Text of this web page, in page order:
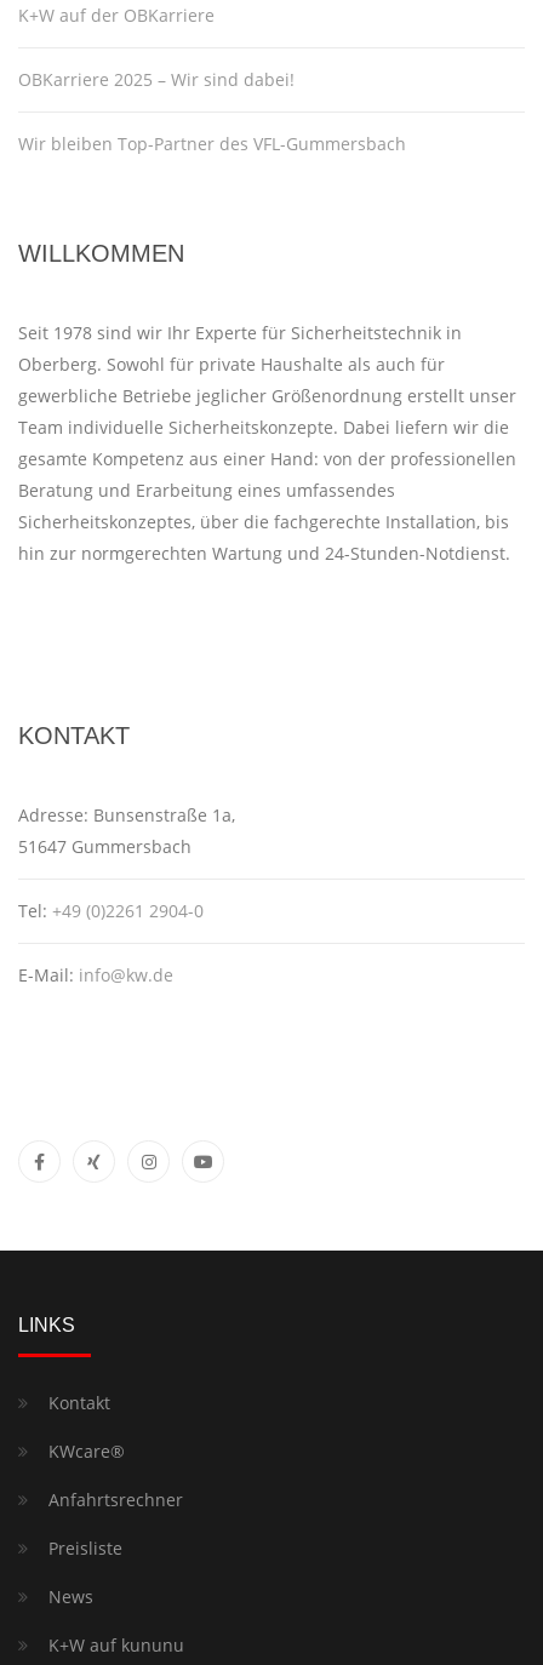
K+W auf der OBKarriere
OBKarriere 2025 – Wir sind dabei!
Wir bleiben Top-Partner des VFL-Gummersbach
WILLKOMMEN
Seit 1978 sind wir Ihr Experte für Sicherheitstechnik in
Oberberg. Sowohl für private Haushalte als auch für
gewerbliche Betriebe jeglicher Größenordnung erstellt unser
Team individuelle Sicherheitskonzepte. Dabei liefern wir die
gesamte Kompetenz aus einer Hand: von der professionellen
Beratung und Erarbeitung eines umfassendes
Sicherheitskonzeptes, über die fachgerechte Installation, bis
hin zur normgerechten Wartung und 24-Stunden-Notdienst.
KONTAKT
Adresse: Bunsenstraße 1a,
51647 Gummersbach
Tel: +49 (0)2261 2904-0
E-Mail: info@kw.de
LINKS
Kontakt
KWcare®
Anfahrtsrechner
Preisliste
News
K+W auf kununu